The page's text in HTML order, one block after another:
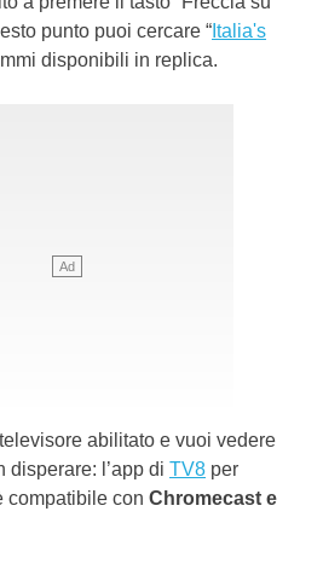
punto puoi cercare “ Italia's
disponibili in replica.
abilitato e vuoi vedere
disperare: l’app di TV8 per
compatibile con Chromecast e